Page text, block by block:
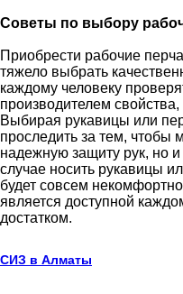
Советы по выбору
Приобрести рабочие
тяжело выбрать
каждому человеку
производителем
Выбирая рукавицы или
проследить за тем, чтобы
надежную защиту рук, но
случае носить рукавицы
будет совсем
является доступной
достатком.
СИЗ в Алматы